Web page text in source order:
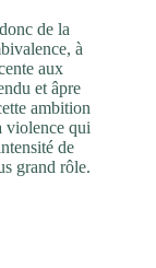
de la
à
aux
et âpre
ambition
violence qui
de
grand rôle.